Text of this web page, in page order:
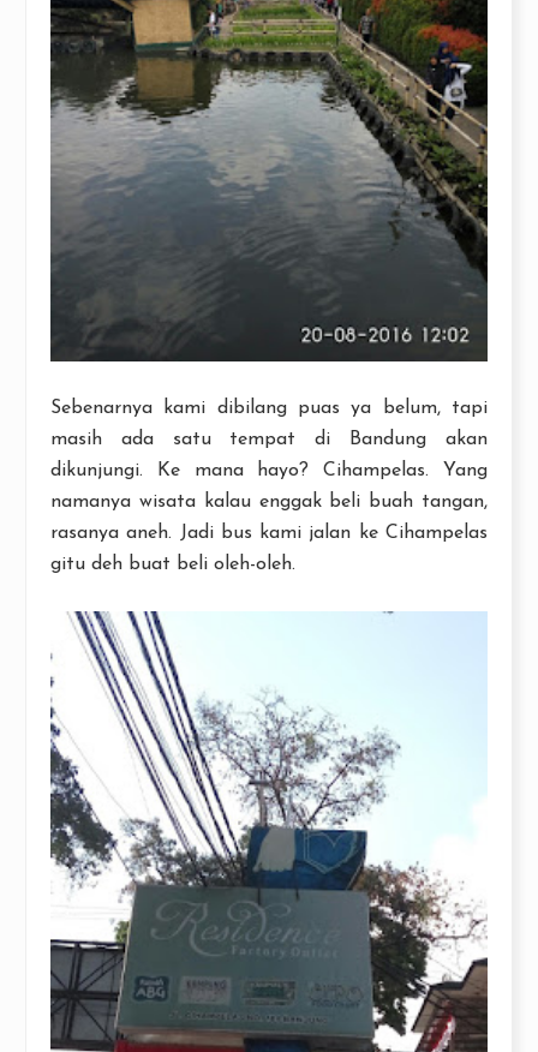
Sebenarnya kami dibilang puas ya belum, tapi
masih ada satu tempat di Bandung akan
dikunjungi. Ke mana hayo? Cihampelas. Yang
namanya wisata kalau enggak beli buah tangan,
rasanya aneh. Jadi bus kami jalan ke Cihampelas
gitu deh buat beli oleh-oleh.